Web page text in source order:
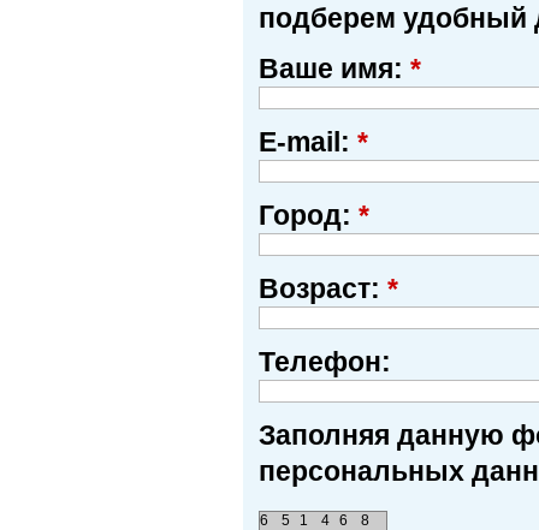
подберем удобный
Ваше имя: *
E-mail: *
Город: *
Возраст: *
Телефон:
Заполняя данную
персональных
5
6 1 4 6 8